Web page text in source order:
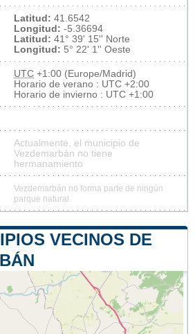
Latitud: 41.6542
Longitud: -5.36694
Latitud: 41° 39' 15'' Norte
Longitud: 5° 22' 1'' Oeste
UTC +1:00 (Europe/Madrid)
Horario de verano : UTC +2:00
Horario de invierno : UTC +1:00
Actualmente, el municipio de
Vezdemarbán no tiene
hermanamiento
Vezdemarbán no forma parte de ningún
parque natural
VECINOS DE